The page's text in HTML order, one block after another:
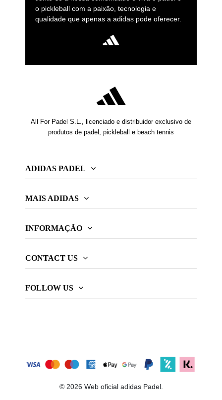
o pickleball com a paixão, tecnologia e
qualidade que apenas a adidas pode oferecer.
All For Padel S.L., licenciado e distribuidor exclusivo de
produtos de padel, pickleball e beach tennis
ADIDAS PADEL
MAIS ADIDAS
INFORMAÇÃO
CONTACT US
FOLLOW US
© 2026 Web oficial adidas Padel.